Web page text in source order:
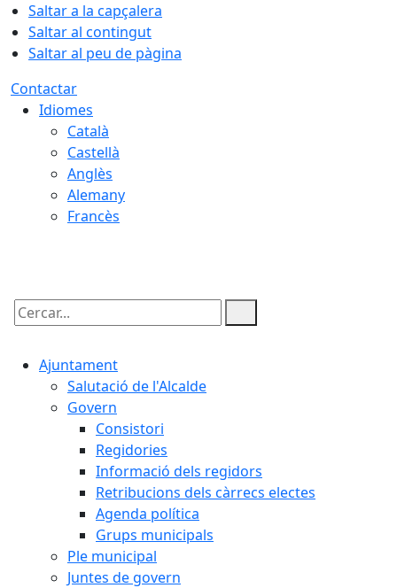
Saltar a la capçalera
Saltar al contingut
Saltar al peu de pàgina
Contactar
Idiomes
Català
Castellà
Anglès
Alemany
Francès
Cercar:
Ajuntament
Salutació de l'Alcalde
Govern
Consistori
Regidories
Informació dels regidors
Retribucions dels càrrecs electes
Agenda política
Grups municipals
Ple municipal
Juntes de govern